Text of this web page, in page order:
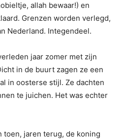
allah bewaar!) en
Grenzen worden verlegd,
Nederland. Integendeel.
jaar zomer met zijn
in de buurt zagen ze een
in oosterse stijl. Ze dachten
te juichen. Het was echter
toen, jaren terug, de koning